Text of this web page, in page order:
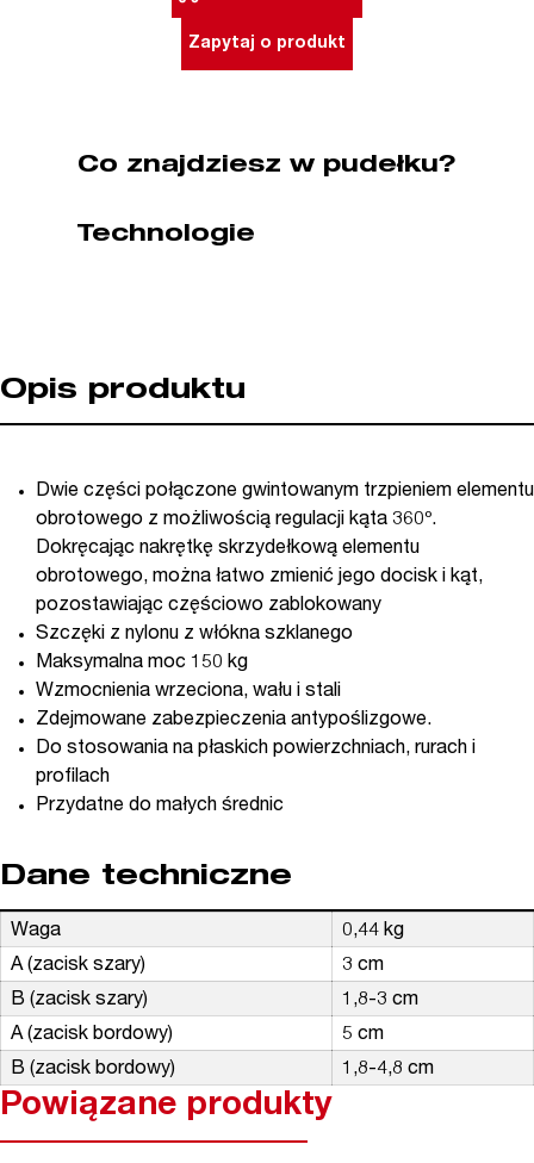
obrotowy
Piher
Zapytaj o produkt
Co znajdziesz w pudełku?
Technologie
Opis produktu
Dwie części połączone gwintowanym trzpieniem elementu
obrotowego z możliwością regulacji kąta 360º.
Dokręcając nakrętkę skrzydełkową elementu
obrotowego, można łatwo zmienić jego docisk i kąt,
pozostawiając częściowo zablokowany
Szczęki z nylonu z włókna szklanego
Maksymalna moc 150 kg
Wzmocnienia wrzeciona, wału i stali
Zdejmowane zabezpieczenia antypoślizgowe.
Do stosowania na płaskich powierzchniach, rurach i
profilach
Przydatne do małych średnic
Dane techniczne
Waga
0,44 kg
A (zacisk szary)
3 cm
B (zacisk szary)
1,8-3 cm
A (zacisk bordowy)
5 cm
B (zacisk bordowy)
1,8-4,8 cm
Powiązane produkty